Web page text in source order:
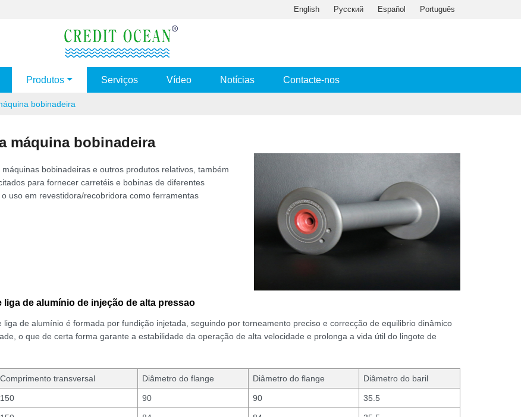
English Русский Español Português
Produtos Serviços Vídeo Notícias Contacte-nos
bobinadeira
máquina bobinadeira
máquinas bobinadeiras e outros produtos relativos, também
para fornecer carretéis e bobinas de diferentes
uso em revestidora/recobridora como ferramentas
liga de alumínio de injeção de alta pressao
liga de alumínio é formada por fundição injetada, seguindo por torneamento preciso e correcção de equilibrio dinâmico
o que de certa forma garante a estabilidade da operação de alta velocidade e prolonga a vida útil do lingote de
Comprimento transversal Diâmetro do flange Diâmetro do flange Diâmetro do baril
150 90 90 35.5